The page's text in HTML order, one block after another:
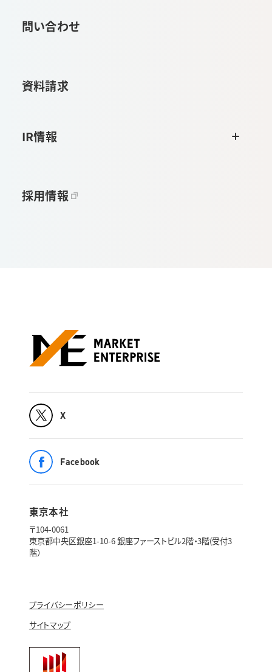
X
Facebook
東京本社
〒104-0061
東京都中央区銀座1-10-6 銀座ファーストビル2階・3階(受付3
階）
問い合わせ
資料請求
IR情報
採用情報
プライバシーポリシー
サイトマップ